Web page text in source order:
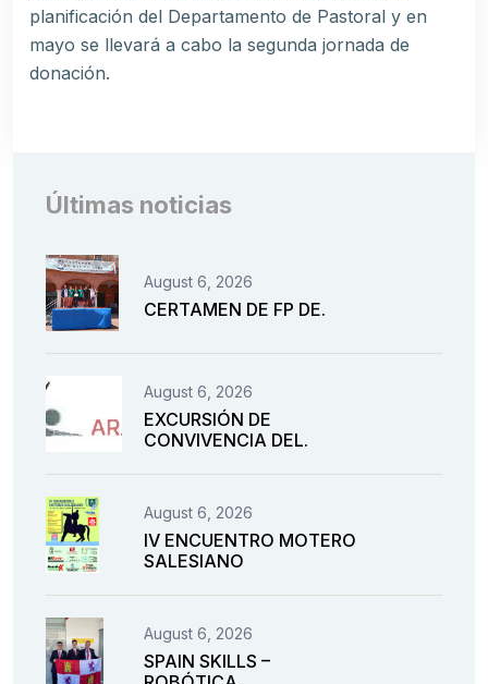
planificación del Departamento de Pastoral y en
mayo se llevará a cabo la segunda jornada de
donación.
Últimas noticias
August 6, 2026
CERTAMEN DE FP DE.
August 6, 2026
EXCURSIÓN DE
CONVIVENCIA DEL.
August 6, 2026
IV ENCUENTRO MOTERO
SALESIANO
August 6, 2026
SPAIN SKILLS –